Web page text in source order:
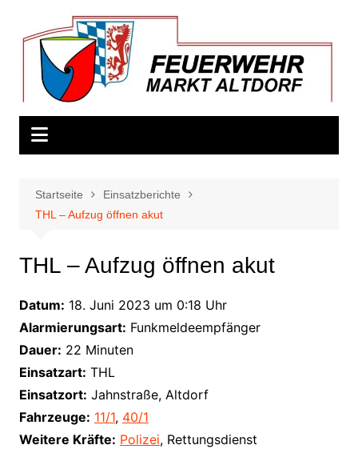
springen
Startseite
Einsatzberichte
THL – Aufzug öffnen akut
THL – Aufzug öffnen akut
Datum: 18. Juni 2023 um 0:18 Uhr
Alarmierungsart: Funkmeldeempfänger
Dauer: 22 Minuten
Einsatzart: THL
Einsatzort: Jahnstraße, Altdorf
Fahrzeuge: 11/1, 40/1
Weitere Kräfte: Polizei, Rettungsdienst